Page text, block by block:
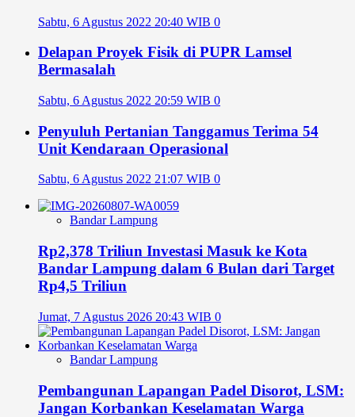
Sabtu, 6 Agustus 2022 20:40 WIB 0
Delapan Proyek Fisik di PUPR Lamsel
Bermasalah
Sabtu, 6 Agustus 2022 20:59 WIB 0
Penyuluh Pertanian Tanggamus Terima 54
Unit Kendaraan Operasional
Sabtu, 6 Agustus 2022 21:07 WIB 0
Bandar Lampung
Rp2,378 Triliun Investasi Masuk ke Kota
Bandar Lampung dalam 6 Bulan dari Target
Rp4,5 Triliun
Jumat, 7 Agustus 2026 20:43 WIB 0
Bandar Lampung
Pembangunan Lapangan Padel Disorot, LSM:
Jangan Korbankan Keselamatan Warga